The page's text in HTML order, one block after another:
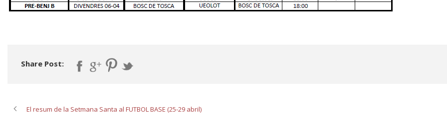
Share Post:
El resum de la Setmana Santa al FUTBOL BASE (25-29 abril)